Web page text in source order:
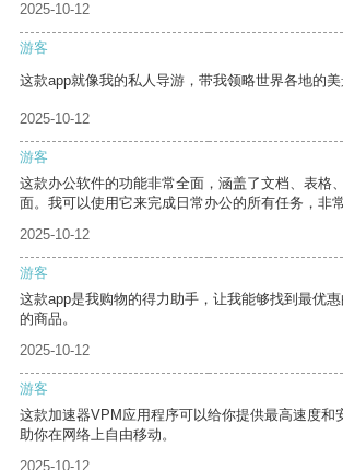
2025-10-12
游客
这款app就像我的私人导游，带我领略世界各地的美
2025-10-12
游客
这款办公软件的功能非常全面，涵盖了文档、表格
面。我可以使用它来完成日常办公的所有任务，非常
2025-10-12
游客
这款app是我购物的得力助手，让我能够找到最优
的商品。
2025-10-12
游客
这款加速器VPM应用程序可以给你提供最高速度和
助你在网络上自由移动。
2025-10-12